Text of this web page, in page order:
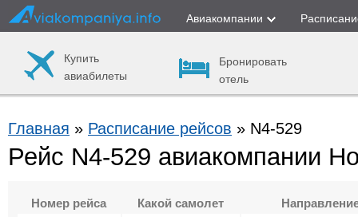
Авиакомпании
Купить
авиабилеты
Бронировать
отель
Главная » Расписание рейсов » N4-529
Рейс N4-529 авиакомпании
Номер рейса Какой самолет